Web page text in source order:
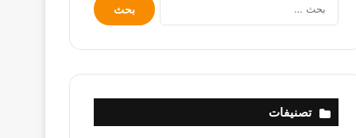
عن:
تصنيفات